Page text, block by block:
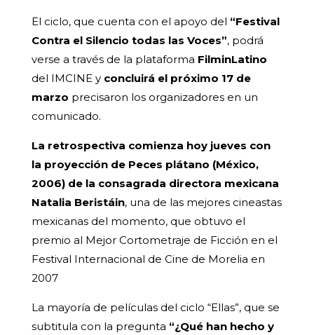
El ciclo, que cuenta con el apoyo del “Festival
Contra el Silencio todas las Voces”, podrá
verse a través de la plataforma FilminLatino
del IMCINE y concluirá el próximo 17 de
marzo precisaron los organizadores en un
comunicado.
La retrospectiva comienza hoy jueves con
la proyección de Peces plátano (México,
2006) de la consagrada directora mexicana
Natalia Beristáin, una de las mejores cineastas
mexicanas del momento, que obtuvo el
premio al Mejor Cortometraje de Ficción en el
Festival Internacional de Cine de Morelia en
2007
La mayoría de películas del ciclo “Ellas”, que se
subtitula con la pregunta “¿Qué han hecho y